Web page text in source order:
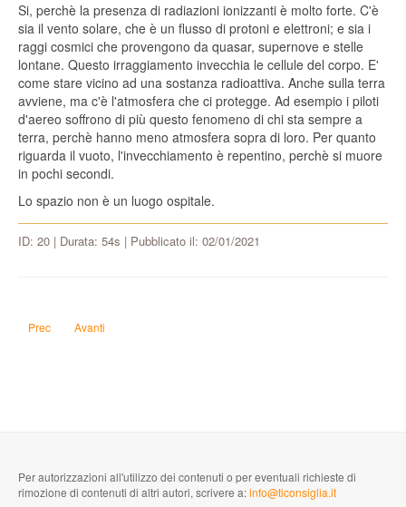
Si, perchè la presenza di radiazioni ionizzanti è molto forte. C'è
sia il vento solare, che è un flusso di protoni e elettroni; e sia i
raggi cosmici che provengono da quasar, supernove e stelle
lontane. Questo irraggiamento invecchia le cellule del corpo. E'
come stare vicino ad una sostanza radioattiva. Anche sulla terra
avviene, ma c'è l'atmosfera che ci protegge. Ad esempio i piloti
d'aereo soffrono di più questo fenomeno di chi sta sempre a
terra, perchè hanno meno atmosfera sopra di loro. Per quanto
riguarda il vuoto, l'invecchiamento è repentino, perchè si muore
in pochi secondi.
Lo spazio non è un luogo ospitale.
ID: 20 | Durata: 54s | Pubblicato il: 02/01/2021
Articolo precedente: È sbagliato tenere lo smartphone vicino al letto di notte?
Prec Articolo successivo: La combustione dell'idrogeno è green?
Avanti
Per autorizzazioni all'utilizzo dei contenuti o per eventuali richieste di
rimozione di contenuti di altri autori, scrivere a:info@ticonsiglia.it